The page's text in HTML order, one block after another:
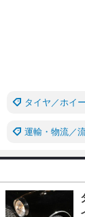
タイヤ／ホイ
運輸・物流／